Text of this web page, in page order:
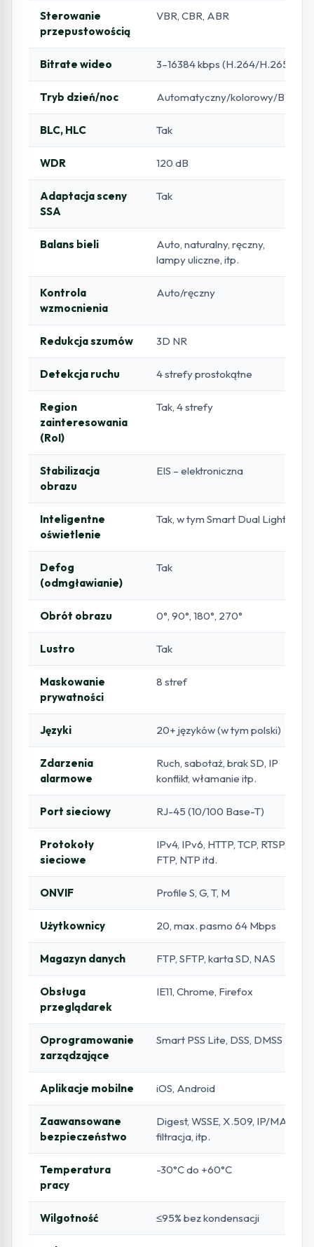
Sterowanie
przepustowością
VBR, CBR, ABR
Bitrate wideo 3–16384 kbps (H.264/H.265)
Tryb dzień/noc Automatyczny/kolorowy/BW
BLC, HLC Tak
WDR 120 dB
Adaptacja sceny
SSA
Tak
Balans bieli
Auto, naturalny, ręczny,
lampy uliczne, itp.
Kontrola
wzmocnienia
Auto/ręczny
Redukcja szumów 3D NR
Detekcja ruchu 4 strefy prostokątne
Region
zainteresowania
(RoI)
Tak, 4 strefy
Stabilizacja
obrazu
EIS – elektroniczna
Inteligentne
oświetlenie
Tak, w tym Smart Dual Light
Defog
(odmgławianie)
Tak
Obrót obrazu 0°, 90°, 180°, 270°
Lustro Tak
Maskowanie
prywatności
8 stref
Języki 20+ języków (w tym polski)
Zdarzenia
alarmowe
Ruch, sabotaż, brak SD, IP
konflikt, włamanie itp.
Port sieciowy RJ-45 (10/100 Base-T)
Protokoły
sieciowe
IPv4, IPv6, HTTP, TCP, RTSP,
FTP, NTP itd.
ONVIF Profile S, G, T, M
Użytkownicy 20, max. pasmo 64 Mbps
Magazyn danych FTP, SFTP, karta SD, NAS
Obsługa
przeglądarek
IE11, Chrome, Firefox
Oprogramowanie
zarządzające
Smart PSS Lite, DSS, DMSS
Aplikacje mobilne iOS, Android
Zaawansowane
bezpieczeństwo
Digest, WSSE, X.509, IP/MAC
filtracja, itp.
Temperatura
pracy
-30°C do +60°C
Wilgotność ≤95% bez kondensacji